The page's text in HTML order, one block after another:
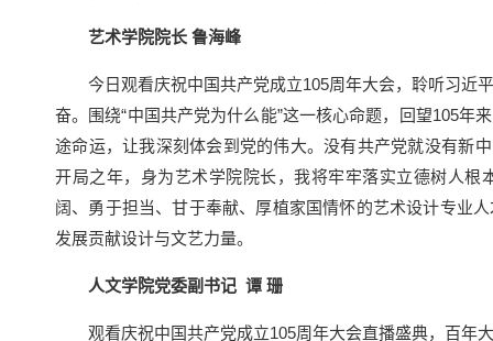
艺术学院院长 鲁海峰
今日观看庆祝中国共产党成立105周年大会，聆听习近
奋。围绕“中国共产党为什么能”这一核心命题，回望105年
途命运，让我深刻体会到党的伟大。没有共产党就没有新
开局之年，身为艺术学院院长，我将牢牢落实立德树人
阔、勇于担当、甘于奉献、厚植家国情怀的艺术设计专业
发展贡献设计与文艺力量。
人文学院党委副书记 谭 珊
观看庆祝中国共产党成立105周年大会直播盛典，百年